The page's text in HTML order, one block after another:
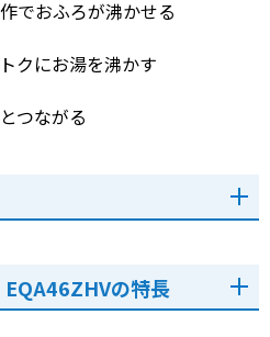
でおふろが沸かせる
クにお湯を沸かす
つながる
の特長